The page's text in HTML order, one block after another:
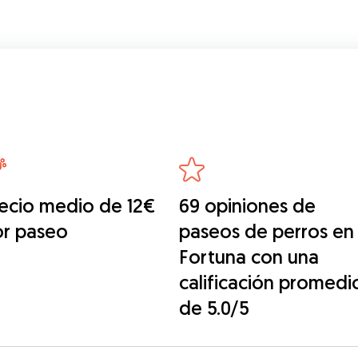
medio de 12€
paseo
69 opiniones de
paseos de perros en
Fortuna con una
calificación
de 5.0/5